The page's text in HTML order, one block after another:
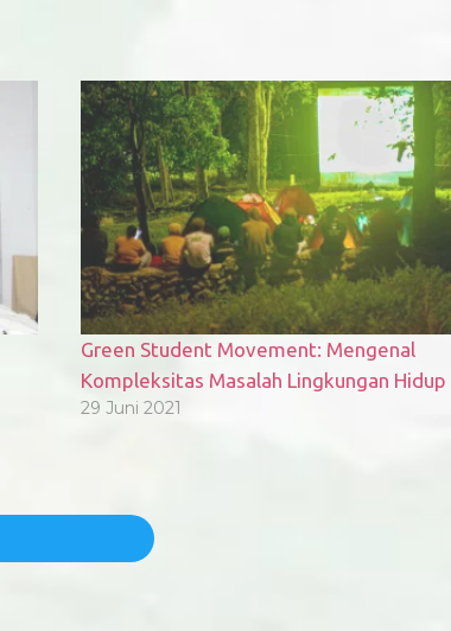
Green Student Movement: Mengenal
Kompleksitas Masalah Lingkungan Hidup
29 Juni 2021